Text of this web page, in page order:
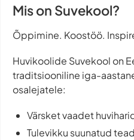
Mis on Suvekool?
Õppimine. Koostöö.
Huvikoolide Suvekool on
traditsiooniline iga-
osalejatele:
Värsket vaadet
Tulevikku suunatud